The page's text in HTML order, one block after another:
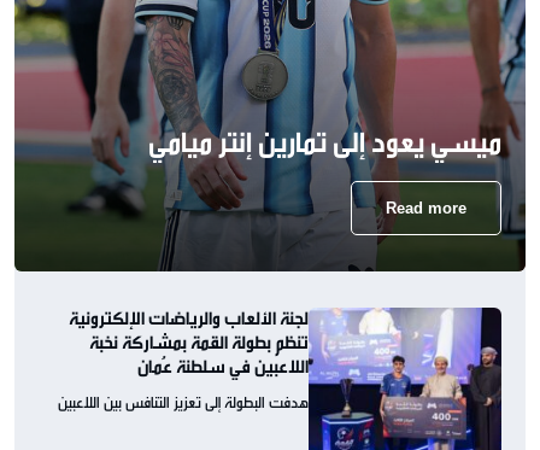
ميسي يعود إلى تمارين إنتر ميامي
Read more
لجنة الألعاب والرياضات الإلكترونية
تنظم بطولة القمة بمشاركة نخبة
اللاعبين في سلطنة عُمان
هدفت البطولة إلى تعزيز التنافس بين اللاعبين